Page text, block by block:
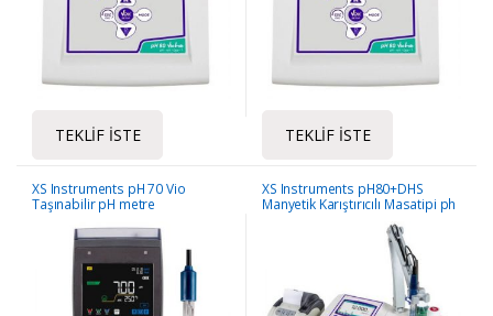
TEKLIF İSTE TEKLIF İSTE
XS Instruments pH 70 Vio
Taşınabilir pH metre
XS Instruments pH80+DHS
Manyetik Karıştırıcılı Masatipi ph